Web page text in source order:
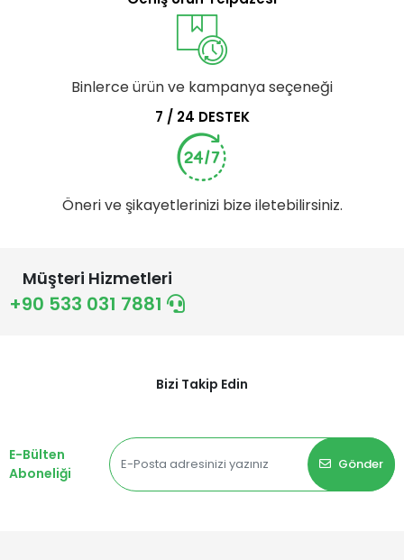
Binlerce ürün ve kampanya seçeneği
7 / 24 DESTEK
Öneri ve şikayetlerinizi bize iletebilirsiniz.
Müşteri Hizmetleri
+90 533 031 7881
Bizi Takip Edin
E-Bülten
Aboneliği
Gönder